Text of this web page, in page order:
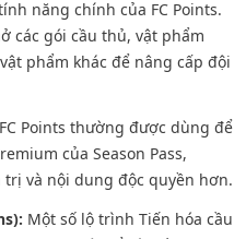
năng chính của FC Points.
các gói cầu thủ, vật phẩm
phẩm khác để nâng cấp đội
FC Points thường được dùng để
của Season Pass,
và nội dung độc quyền hơn.
Một số lộ trình Tiến hóa cầu